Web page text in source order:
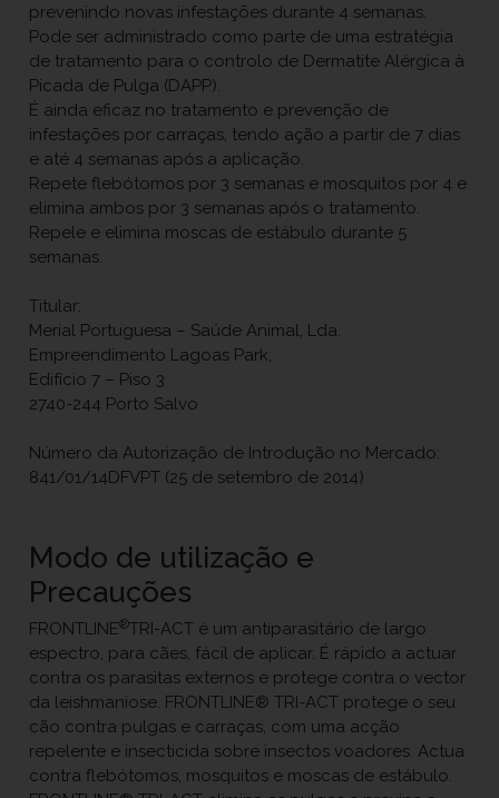
prevenindo novas infestações durante 4 semanas.
Pode ser administrado como parte de uma estratégia
de tratamento para o controlo de Dermatite Alérgica à
Picada de Pulga (DAPP).
É ainda eficaz no tratamento e prevenção de
infestações por carraças, tendo ação a partir de 7 dias
e até 4 semanas após a aplicação.
Repete flebótomos por 3 semanas e mosquitos por 4 e
elimina ambos por 3 semanas após o tratamento.
Repele e elimina moscas de estábulo durante 5
semanas.
Titular:
Merial Portuguesa – Saúde Animal, Lda.
Empreendimento Lagoas Park,
Edifício 7 – Piso 3
2740-244 Porto Salvo
Número da Autorização de Introdução no Mercado:
841/01/14DFVPT (25 de setembro de 2014)
Modo de utilização e
Precauções
FRONTLINE®TRI-ACT é um antiparasitário de largo
espectro, para cães, fácil de aplicar. É rápido a actuar
contra os parasitas externos e protege contra o vector
da leishmaniose. FRONTLINE® TRI-ACT protege o seu
cão contra pulgas e carraças, com uma acção
repelente e insecticida sobre insectos voadores. Actua
contra flebótomos, mosquitos e moscas de estábulo.